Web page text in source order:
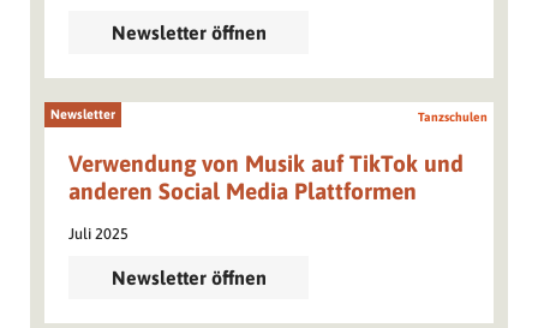
Newsletter öffnen
Newsletter
Verwendung von Musik auf TikTok und
anderen Social Media Plattformen
Juli 2025
Tanzschulen
Newsletter öffnen